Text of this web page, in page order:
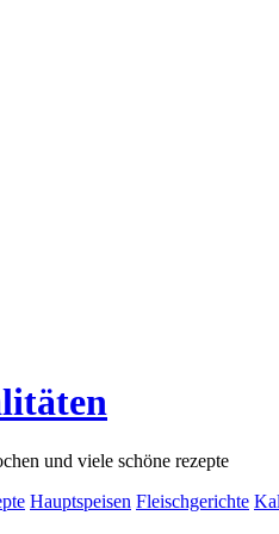
und viele schöne rezepte
Hauptspeisen Fleischgerichte